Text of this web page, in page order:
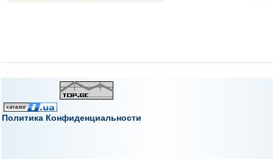
Политика Конфиденциальности